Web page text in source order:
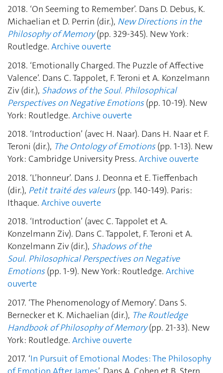
2018. ‘On Seeming to Remember’. Dans D. Debus, K.
Michaelian et D. Perrin (dir.), New Directions in the
Philosophy of Memory(pp. 329-345). New York:
Routledge. Archive ouverte
2018. ‘Emotionally Charged. The Puzzle of Affective
Valence’. Dans C. Tappolet, F. Teroni et A. Konzelmann
Ziv (dir.), Shadows of the Soul. Philosophical
Perspectives on Negative Emotions(pp. 10-19). New
York: Routledge. Archive ouverte
2018. ‘Introduction’ (avec H. Naar). Dans H. Naar et F.
Teroni (dir.), The Ontology of Emotions(pp. 1-13). New
York: Cambridge University Press. Archive ouverte
2018. ‘L’honneur’. Dans J. Deonna et E. Tieffenbach
(dir.), Petit traité des valeurs(pp. 140-149). Paris:
Ithaque. Archive ouverte
2018. ‘Introduction’ (avec C. Tappolet et A.
Konzelmann Ziv). Dans C. Tappolet, F. Teroni et A.
Konzelmann Ziv (dir.), Shadows of the
Soul. Philosophical Perspectives on Negative
Emotions(pp. 1-9). New York: Routledge. Archive
ouverte
2017. ‘The Phenomenology of Memory’. Dans S.
Bernecker et K. Michaelian (dir.), The Routledge
Handbook of Philosophy of Memory(pp. 21-33). New
York: Routledge. Archive ouverte
2017. ‘In Pursuit of Emotional Modes: The Philosophy